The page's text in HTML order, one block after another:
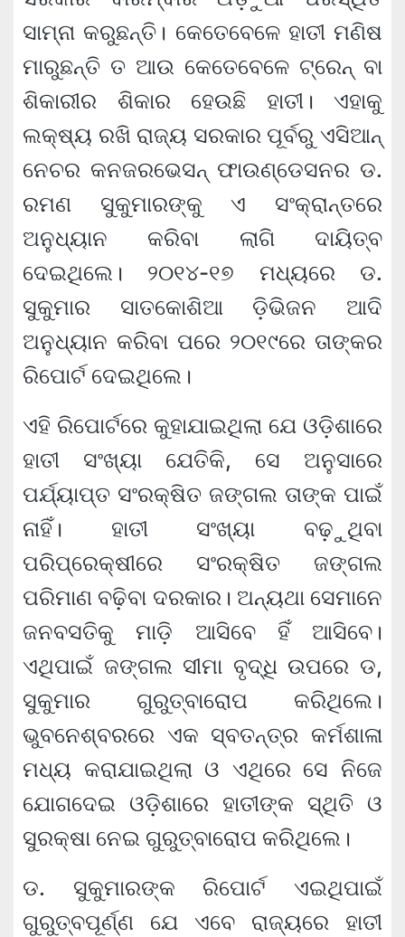
ସାମ୍ନା କରୁଛନ୍ତି। କେତେବେଳେ ହାତୀ ମଣିଷ
ମାରୁଛନ୍ତି ତ ଆଉ କେତେବେଳେ ଟ୍ରେନ୍ ବା
ଶିକାରୀର ଶିକାର ହେଉଛି ହାତୀ। ଏହାକୁ
ଲକ୍ଷ୍ୟ ରଖି ରାଜ୍ୟ ସରକାର ପୂର୍ବରୁ ଏସିଆନ୍
ନେଚର କନଜରଭେସନ୍ ଫାଉଣ୍ଡେସନର ଡ.
ରମଣ ସୁକୁମାରଙ୍କୁ ଏ ସଂକ୍ରାନ୍ତରେ
ଅନୁଧ୍ୟାନ କରିବା ଲାଗି ଦାୟିତ୍ବ
ଦେଇଥିଲେ। ୨୦୧୪-୧୭ ମଧ୍ୟରେ ଡ.
ସୁକୁମାର ସାତକୋଶିଆ ଡ଼ିଭିଜନ ଆଦି
ଅନୁଧ୍ୟାନ କରିବା ପରେ ୨୦୧୯ରେ ତାଙ୍କର
ରିପୋର୍ଟ ଦେଇଥିଲେ।
ଏହି ରିପୋର୍ଟରେ କୁହାଯାଇଥିଲା ଯେ ଓଡ଼ିଶାରେ
ହାତୀ ସଂଖ୍ୟା ଯେତିକି, ସେ ଅନୁସାରେ
ପର୍ଯ୍ୟାପ୍ତ ସଂରକ୍ଷିତ ଜଙ୍ଗଲ ତାଙ୍କ ପାଇଁ
ନାହିଁ। ହାତୀ ସଂଖ୍ୟା ବଢ଼ୁଥିବା
ପରିପ୍ରେକ୍ଷୀରେ ସଂରକ୍ଷିତ ଜଙ୍ଗଲ
ପରିମାଣ ବଢି଼ବା ଦରକାର। ଅନ୍ୟଥା ସେମାନେ
ଜନବସତିକୁ ମାଡ଼ି ଆସିବେ ହିଁ ଆସିବେ।
ଏଥିପାଇଁ ଜଙ୍ଗଲ ସୀମା ବୃଦ୍ଧି ଉପରେ ଡ,
ସୁକୁମାର ଗୁରୁତ୍ବାରୋପ କରିଥିଲେ।
ଭୁବନେଶ୍ବରରେ ଏକ ସ୍ବତନ୍ତ୍ର କର୍ମଶାଳା
ମଧ୍ୟ କରାଯାଇଥିଲା ଓ ଏଥିରେ ସେ ନିଜେ
ଯୋଗଦେଇ ଓଡ଼ିଶାରେ ହାତୀଙ୍କ ସ୍ଥିତି ଓ
ସୁରକ୍ଷା ନେଇ ଗୁରୁତ୍ବାରୋପ କରିଥିଲେ।
ଡ. ସୁକୁମାରଙ୍କ ରିପୋର୍ଟ ଏଇଥିପାଇଁ
ଗୁରୁତ୍ବପୂର୍ଣ୍ଣ ଯେ ଏବେ ରାଜ୍ୟରେ ହାତୀ